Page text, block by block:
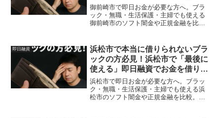
りる方法を紹介！
御前崎市で即日お金が必要な方へ。ブラ
ック・無職・生活保護・主婦でも使える
御前崎市のソフト闇金や正規金融を比
即日融資
浜松市で本当に借りられないブラ
ックの方必見！浜松市で「最後に
使える」即日融資でお金を借りる
方法を紹介！
浜松市で即日お金が必要な方へ。ブラッ
ク・無職・生活保護・主婦でも使える浜
松市のソフト闇金や正規金融を比較。安